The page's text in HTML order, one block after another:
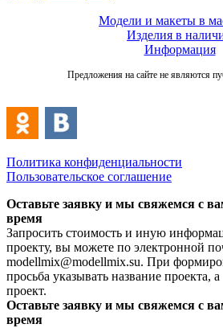
Модели и макеты в
Изделия в
Информация
Предложения на сайте не являются
Политика конфиденциальности
Пользовательское соглашение
Оставьте заявку и мы свяжемся с
время
Запросить стоимость и иную
проекту, вы можете по электронной
modellmix@modellmix.su. При
просьба указывать название проекта,
проект.
Оставьте заявку и мы свяжемся с
время